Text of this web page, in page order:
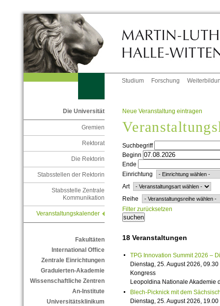
Studium Forschung
Die Universität
Gremien
Rektorat
Die Rektorin
Stabsstellen der Rektorin
Stabsstelle Zentrale
Kommunikation
Veranstaltungskalender
Fakultäten
International Office
Zentrale Einrichtungen
Graduierten-Akademie
Wissenschaftliche Zentren
An-Institute
Universitätsklinikum
Neue Veranstaltung eintragen
Suchbegriff
Beginn
Ende
Einrichtung
Art
Reihe
Filter zurücksetzen
18 Veranstaltungen
TPG Innovation Summit 2026 –
Dienstag, 25. August 2026,
Kongress
Leopoldina Nationale Akademie
Blech-Picknick mit dem
Dienstag, 25. August 2026,